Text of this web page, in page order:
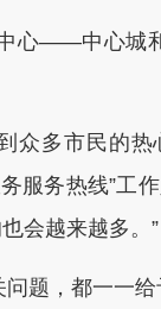
——中心城和
多市民的热
服务热线”工
会越来越多。”
，都一一给